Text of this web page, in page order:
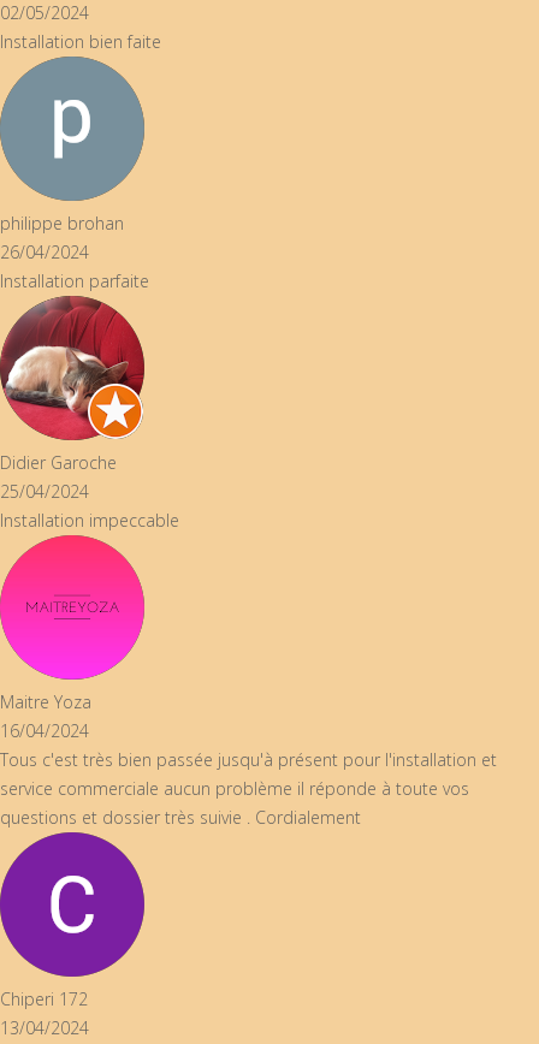
2024
bien faite
brohan
2024
parfaite
Garoche
2024
impeccable
Yoza
2024
c'est très bien passée jusqu'à présent pour l'installation et
commerciale aucun problème il réponde à toute vos
et dossier très suivie . Cordialement
172
2024